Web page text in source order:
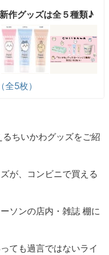
作グッズは全５種類♪
5枚）
ちいかわグッズをご紹
が、コンビニで買える
ソンの店内・雑誌 棚に
ても過言ではないライ